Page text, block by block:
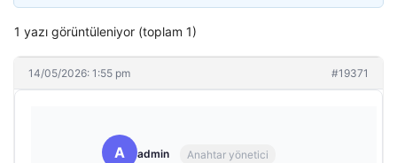
1 yazı görüntüleniyor (toplam 1)
14/05/2026: 1:55 pm #19371
A admin Anahtar yönetici